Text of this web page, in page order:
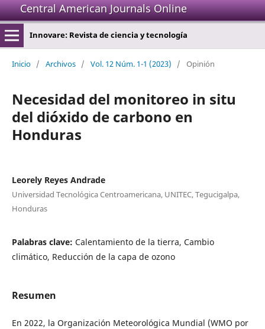
Central American Journals Online
Innovare: Revista de ciencia y tecnología
Inicio / Archivos / Vol. 12 Núm. 1-1 (2023) / Opinión
Necesidad del monitoreo in situ
del dióxido de carbono en
Honduras
Leorely Reyes Andrade
Universidad Tecnológica Centroamericana, UNITEC, Tegucigalpa,
Honduras
Palabras clave: Calentamiento de la tierra, Cambio
climático, Reducción de la capa de ozono
Resumen
En 2022, la Organización Meteorológica Mundial (WMO por